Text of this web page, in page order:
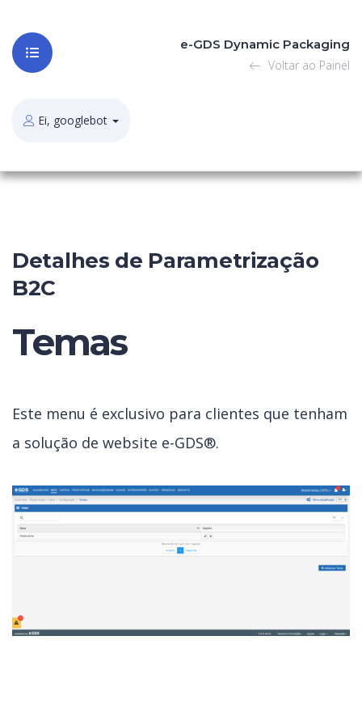
e-GDS Dynamic Packaging
Voltar ao Painel
Ei, googlebot
Detalhes de Parametrização
B2C
Temas
Este menu é exclusivo para clientes que tenham
a solução de website e-GDS®.